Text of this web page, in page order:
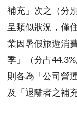
補充」次之（分
呈類似狀況，僅
業因暑假旅遊消
季」（分占44.3%
則各為「公司營
及「退離者之補